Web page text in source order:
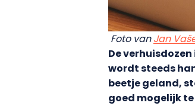
Foto vanJan
De
wordt steeds
beetje geland,
goed mogelijk